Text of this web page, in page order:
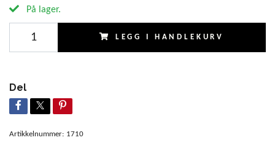
På lager.
LEGG I HANDLEKURV
Del
Artikkelnummer: 1710